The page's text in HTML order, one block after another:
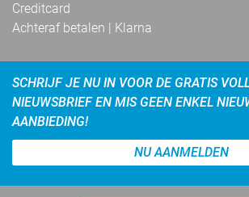
Creditcard
Achteraf betalen | Klarna
SCHRIJF JE NU IN VOOR DE GRATIS
NIEUWSBRIEF EN MIS GEEN ENKEL
AANBIEDING!
NU AANMELDEN